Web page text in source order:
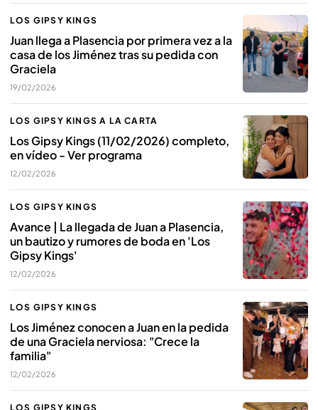
LOS GIPSY KINGS
Juan llega a Plasencia por primera vez a la
casa de los Jiménez tras su pedida con
Graciela
19/02/2026
LOS GIPSY KINGS A LA CARTA
Los Gipsy Kings (11/02/2026) completo,
en vídeo - Ver programa
12/02/2026
LOS GIPSY KINGS
Avance | La llegada de Juan a Plasencia,
un bautizo y rumores de boda en 'Los
Gipsy Kings'
12/02/2026
LOS GIPSY KINGS
Los Jiménez conocen a Juan en la pedida
de una Graciela nerviosa: "Crece la
familia"
12/02/2026
LOS GIPSY KINGS